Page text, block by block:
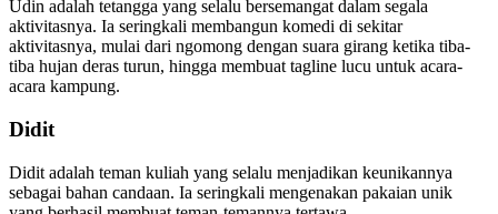
Udin adalah tetangga yang selalu bersemangat dalam segala
aktivitasnya. Ia seringkali membangun komedi di sekitar
aktivitasnya, mulai dari ngomong dengan suara girang ketika tiba-
tiba hujan deras turun, hingga membuat tagline lucu untuk acara-
acara kampung.
Didit
Didit adalah teman kuliah yang selalu menjadikan keunikannya
sebagai bahan candaan. Ia seringkali mengenakan pakaian unik